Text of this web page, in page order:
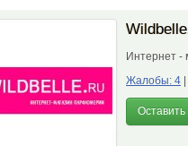
Интернет -
Жалобы: 4